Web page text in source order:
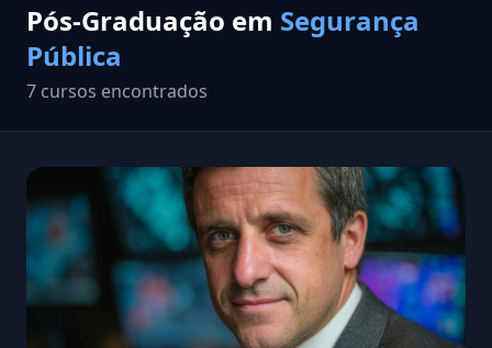
Pós-Graduação em Segurança
Pública
7 cursos encontrados